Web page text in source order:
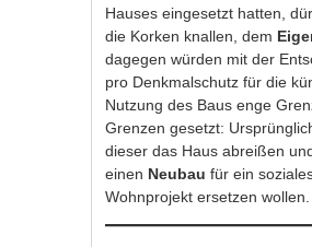
Hauses eingesetzt hatten,
die Korken knallen, dem
dagegen würden mit der
pro Denkmalschutz für die
Nutzung des Baus enge
Grenzen gesetzt:
dieser das Haus abreißen
einen Neubaufür ein
Wohnprojekt ersetzen wollen.